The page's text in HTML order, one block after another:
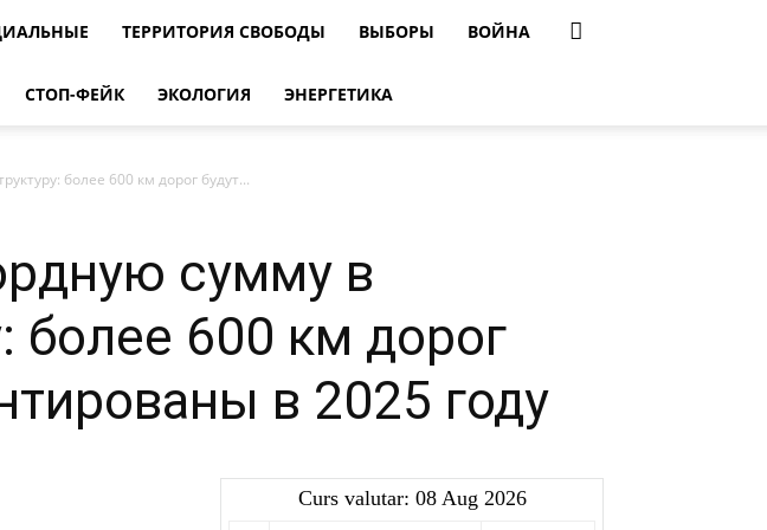
ТЕРРИТОРИЯ СВОБОДЫ ВЫБОРЫ ВОЙНА
СТОП-ФЕЙК ЭКОЛОГИЯ ЭНЕРГЕТИКА
более 600 км дорог будут...
сумму в
более 600 км дорог
в 2025 году
Curs valutar: 08 Aug 2026